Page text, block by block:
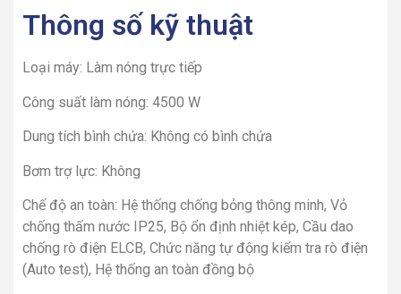
Thông số kỹ thuật
Loại máy: Làm nóng trực tiếp
Công suất làm nóng: 4500 W
Dung tích bình chứa: Không có bình chứa
Bơm trợ lực: Không
Chế độ an toàn: Hệ thống chống bỏng thông minh, Vỏ
chống thấm nước IP25, Bộ ổn định nhiệt kép, Cầu dao
chống rò điện ELCB, Chức năng tự động kiểm tra rò điện
(Auto test), Hệ thống an toàn đồng bộ